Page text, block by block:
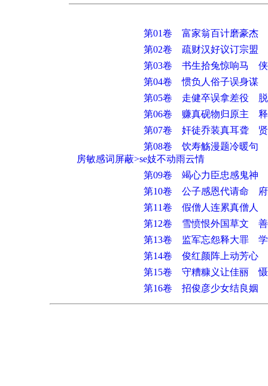
第01卷 富家翁百计磨豪杰
第02卷 疏财汉好议订宗盟
第03卷 书生拾兔惊响马 侠
第04卷 惯负人俗子误身谋
第05卷 走健卒误拿差役 脱
第06卷 赚真砚物归原主 释
第07卷 奸徒乔装真耳聋 贤
第08卷 饮寿觞漫题冷暖句
房敏感词屏蔽>se妓不动雨云情
第09卷 竭心力臣忠感鬼神
第10卷 公子感恩代请命 府
第11卷 假僧人连累真僧人
第12卷 雪愤恨外国草文 善
第13卷 监军忘怨释大罪 学
第14卷 俊红颜阵上动芳心
第15卷 守糟糠义让佳丽 慑
第16卷 招俊彦少女结良姻